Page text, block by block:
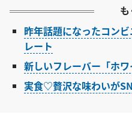
昨年話題になったコン
レート
新しいフレーバー「ホワ
実食♡贅沢な味わいが